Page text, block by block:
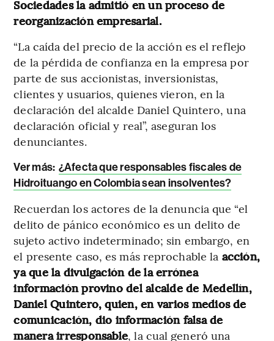
Sociedades la admitió en un proceso de
reorganización empresarial.
“La caída del precio de la acción es el reflejo
de la pérdida de confianza en la empresa por
parte de sus accionistas, inversionistas,
clientes y usuarios, quienes vieron, en la
declaración del alcalde Daniel Quintero, una
declaración oficial y real”, aseguran los
denunciantes.
Ver más: ¿Afecta que responsables fiscales de
Hidroituango en Colombia sean insolventes?
Recuerdan los actores de la denuncia que “el
delito de pánico económico es un delito de
sujeto activo indeterminado; sin embargo, en
el presente caso, es más reprochable la acción,
ya que la divulgación de la errónea
información provino del alcalde de Medellín,
Daniel Quintero, quien, en varios medios de
comunicación, dio información falsa de
manera irresponsable, la cual generó una